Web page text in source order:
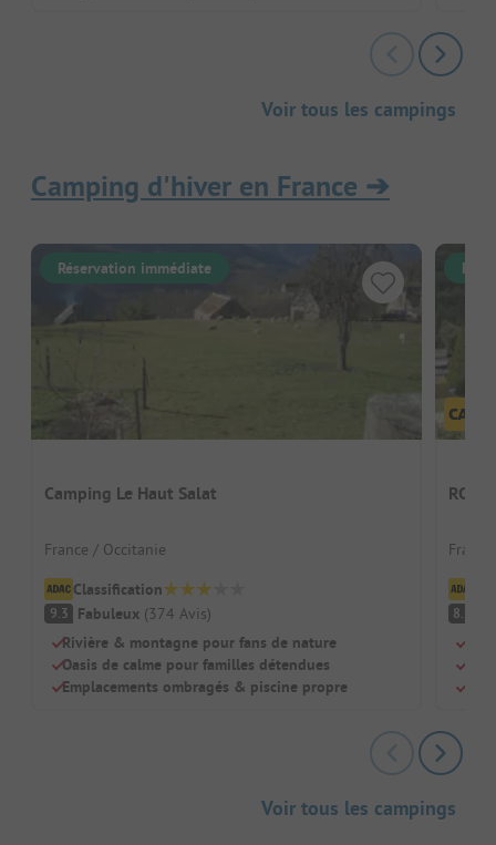
Voir tous les campings
Camping d'hiver en France ➔
Réservation immédiate
Camping Le Haut Salat
France / Occitanie
Classification
9.3 Fabuleux (374 Avis)
Rivière & montagne pour fans de nature
Oasis de calme pour familles détendues
Emplacements ombragés & piscine propre
RCN
8.5
Voir tous les campings